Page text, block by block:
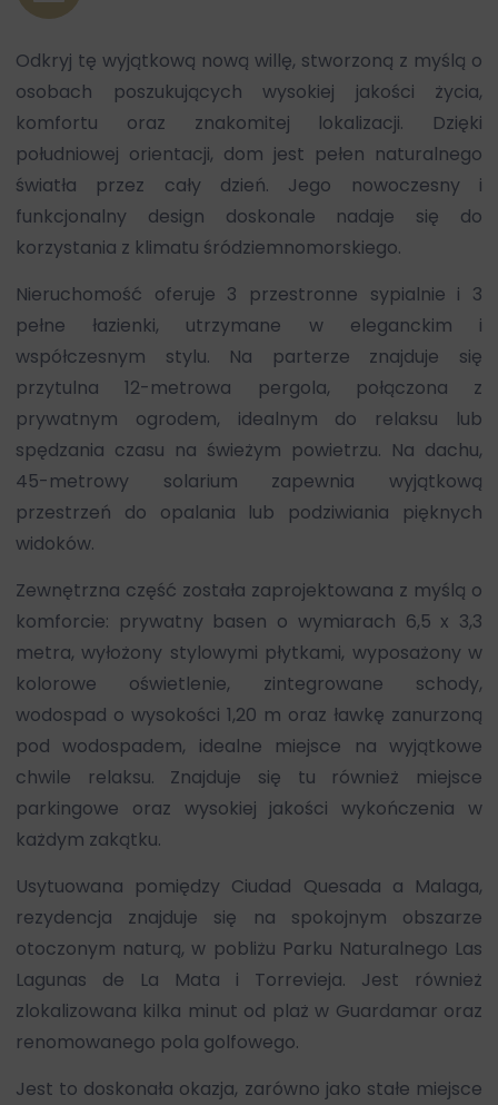
Odkryj tę wyjątkową nową willę, stworzoną z myślą o
osobach poszukujących wysokiej jakości życia,
komfortu oraz znakomitej lokalizacji. Dzięki
południowej orientacji, dom jest pełen naturalnego
światła przez cały dzień. Jego nowoczesny i
funkcjonalny design doskonale nadaje się do
korzystania z klimatu śródziemnomorskiego.
Nieruchomość oferuje 3 przestronne sypialnie i 3
pełne łazienki, utrzymane w eleganckim i
współczesnym stylu. Na parterze znajduje się
przytulna 12-metrowa pergola, połączona z
prywatnym ogrodem, idealnym do relaksu lub
spędzania czasu na świeżym powietrzu. Na dachu,
45-metrowy solarium zapewnia wyjątkową
przestrzeń do opalania lub podziwiania pięknych
widoków.
Zewnętrzna część została zaprojektowana z myślą o
komforcie: prywatny basen o wymiarach 6,5 x 3,3
metra, wyłożony stylowymi płytkami, wyposażony w
kolorowe oświetlenie, zintegrowane schody,
wodospad o wysokości 1,20 m oraz ławkę zanurzoną
pod wodospadem, idealne miejsce na wyjątkowe
chwile relaksu. Znajduje się tu również miejsce
parkingowe oraz wysokiej jakości wykończenia w
każdym zakątku.
Usytuowana pomiędzy Ciudad Quesada a Malaga,
rezydencja znajduje się na spokojnym obszarze
otoczonym naturą, w pobliżu Parku Naturalnego Las
Lagunas de La Mata i Torrevieja. Jest również
zlokalizowana kilka minut od plaż w Guardamar oraz
renomowanego pola golfowego.
Jest to doskonała okazja, zarówno jako stałe miejsce